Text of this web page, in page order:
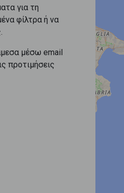
για τη
φίλτρα ή να
μέσω email
προτιμήσεις